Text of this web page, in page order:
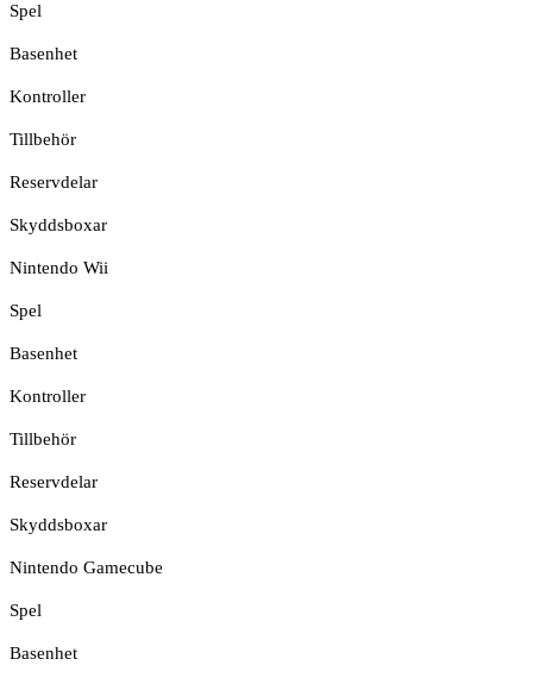
Spel
Basenhet
Kontroller
Tillbehör
Reservdelar
Skyddsboxar
Nintendo Wii
Spel
Basenhet
Kontroller
Tillbehör
Reservdelar
Skyddsboxar
Nintendo Gamecube
Spel
Basenhet